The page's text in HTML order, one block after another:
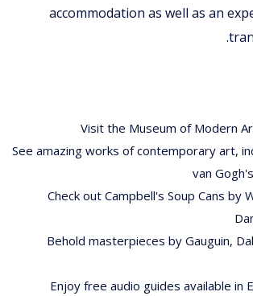
accommodation as well as an
Visit the Museum of Modern
See amazing works of contemporary art,
van
Check out Campbell's Soup Cans by
Behold masterpieces by Gauguin,
Enjoy free audio guides available in